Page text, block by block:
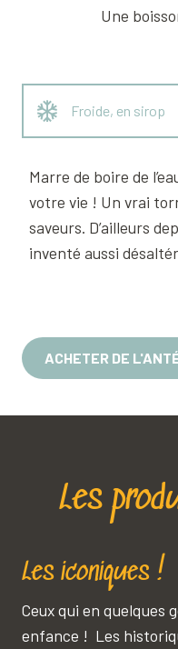
Une
Froide, en sirop
Marre de boire de
votre vie ! Un vrai
saveurs. D’ailleurs
inventé aussi
ACHETER DE
Les
Les iconiques !
Ceux qui en quelques
enfance ! Les